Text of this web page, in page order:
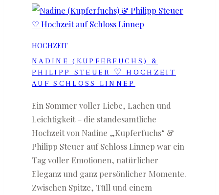
HOCHZEIT
NADINE (KUPFERFUCHS) &
PHILIPP STEUER ♡ HOCHZEIT
AUF SCHLOSS LINNEP
Ein Sommer voller Liebe, Lachen und
Leichtigkeit – die standesamtliche
Hochzeit von Nadine „Kupferfuchs“ &
Philipp Steuer auf Schloss Linnep war ein
Tag voller Emotionen, natürlicher
Eleganz und ganz persönlicher Momente.
Zwischen Spitze, Tüll und einem